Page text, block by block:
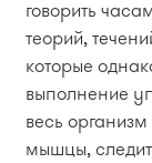
говорить
теорий,
которые
выполнение
весь
мышцы,